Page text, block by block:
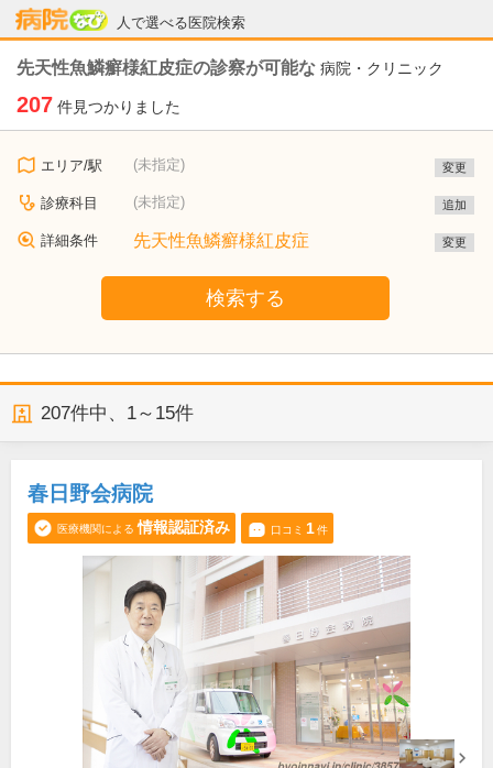
人で選べる医院検索
病院なび
先天性魚鱗癬様紅皮症の診察が可能な 病院・クリニック
207 件見つかりました
エリア/駅 (未指定) 変更
診療科目 (未指定) 追加
詳細条件 先天性魚鱗癬様紅皮症 変更
検索する
207件中、 1～15件
春日野会病院
医療機関による 情報認証済み 口コミ 1件